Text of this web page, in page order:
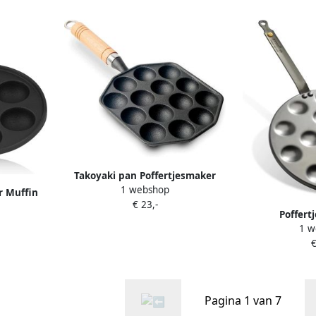
Muffin
Hoge
Zwart
Takoyaki pan Poffertjesmaker
grill Lekkere hapjes maken 14
holes gietijzer 27.5 x 18 cm Zwart
1 webshop
€ 23,-
hapjes
1
Pagina 1 van 7